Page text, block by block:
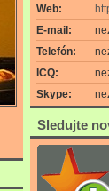
Web:
E-mail:
Telefón:
ICQ:
Skype:
Sledujte